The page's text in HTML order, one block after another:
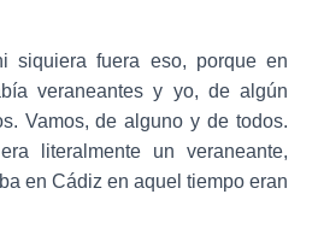
siquiera fuera eso, porque en
veraneantes y yo, de algún
Vamos, de alguno y de todos.
literalmente un veraneante,
en Cádiz en aquel tiempo eran